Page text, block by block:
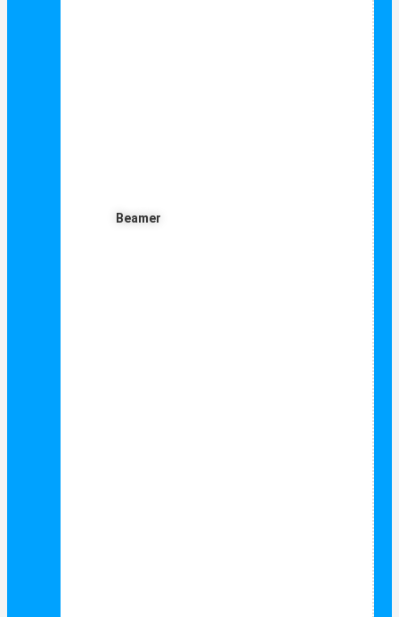
Beamer